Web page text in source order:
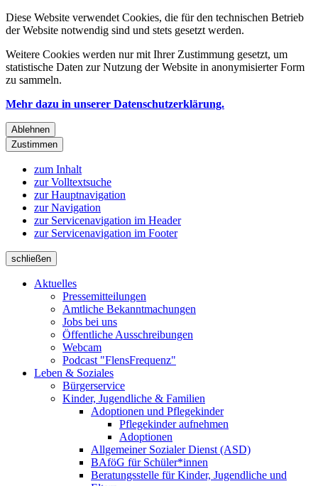
Diese Website verwendet Cookies, die für den technischen Betrieb
der Website notwendig sind und stets gesetzt werden.
Weitere Cookies werden nur mit Ihrer Zustimmung gesetzt, um
statistische Daten zur Nutzung der Website in anonymisierter Form
zu sammeln.
Mehr dazu in unserer Datenschutzerklärung.
Ablehnen
Zustimmen
zum Inhalt
zur Volltextsuche
zur Hauptnavigation
zur Navigation
zur Servicenavigation im Header
zur Servicenavigation im Footer
schließen
Aktuelles
Pressemitteilungen
Amtliche Bekanntmachungen
Jobs bei uns
Öffentliche Ausschreibungen
Webcam
Podcast "FlensFrequenz"
Leben & Soziales
Bürgerservice
Kinder, Jugendliche & Familien
Adoptionen und Pflegekinder
Pflegekinder aufnehmen
Adoptionen
Allgemeiner Sozialer Dienst (ASD)
BAföG für Schüler*innen
Beratungsstelle für Kinder, Jugendliche und